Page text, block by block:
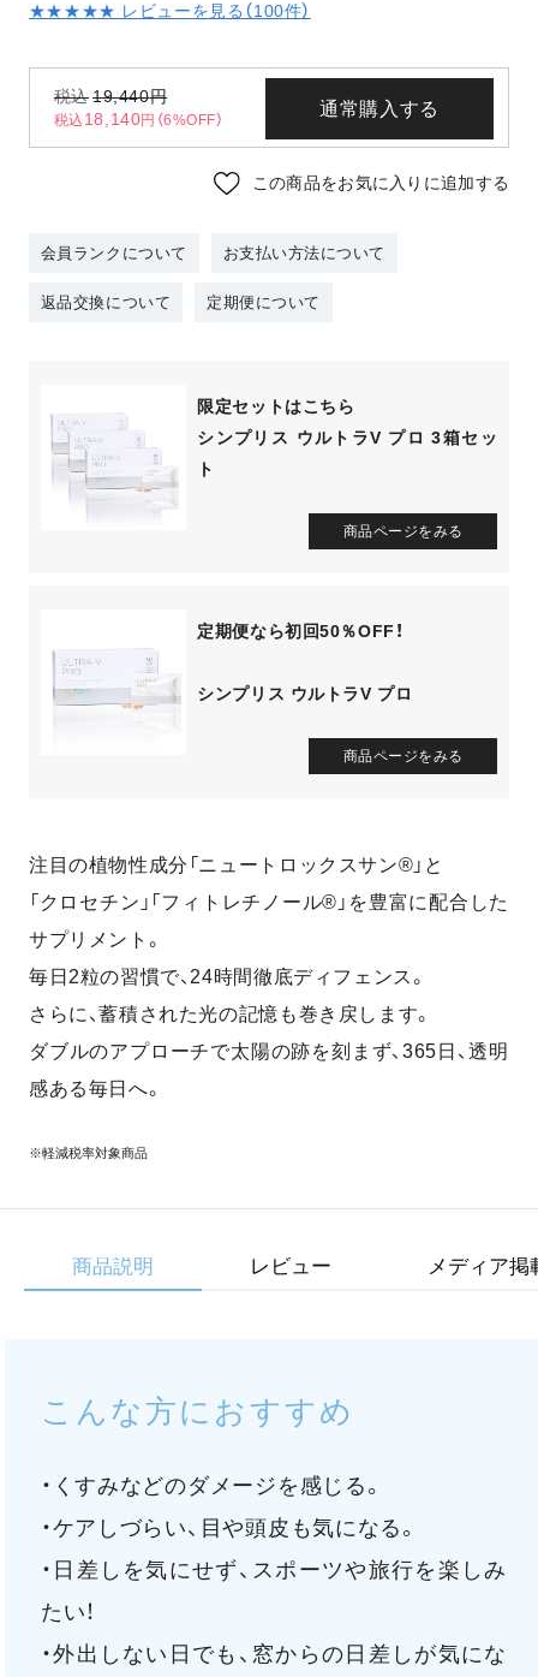
★★★★★ レビューを見る（100件）
税込19,440円
税込 18,140円（6%OFF）
通常購入する
この商品をお気に入りに追加する
会員ランクについて お支払い方法について
返品交換について 定期便について
限定セットはこちら
シンプリス ウルトラV プロ 3箱セッ
ト
商品ページをみる
定期便なら初回50％OFF！
シンプリス ウルトラV プロ
商品ページをみる
注目の植物性成分「ニュートロックスサン®」と
「クロセチン」「フィトレチノール®」を豊富に配合した
サプリメント。
毎日2粒の習慣で、24時間徹底ディフェンス。
さらに、蓄積された光の記憶も巻き戻します。
ダブルのアプローチで太陽の跡を刻まず、365日、透明
感ある毎日へ。
※軽減税率対象商品
商品説明 レビュー メディア掲
こんな方におすすめ
・くすみなどのダメージを感じる。
・ケアしづらい、目や頭皮も気になる。
・日差しを気にせず、スポーツや旅行を楽しみ
たい！
・外出しない日でも、窓からの日差しが気にな